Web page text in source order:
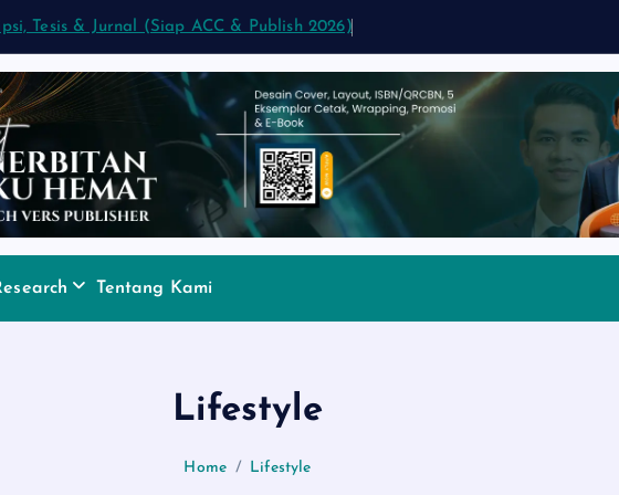
Tesis & Jurnal (Siap ACC & Publish 2026)
Tentang Kami
Lifestyle
Home Lifestyle